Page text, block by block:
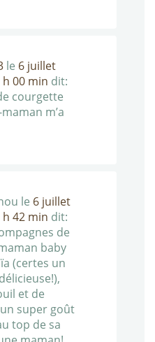
le 6 juillet
h 00 min dit:
courgette
m’a
le 6 juillet
h 42 min dit:
de
baby
(certes un
et de
super goût
top de sa